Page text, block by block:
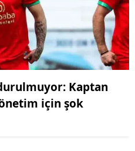
Kaptan
için şok